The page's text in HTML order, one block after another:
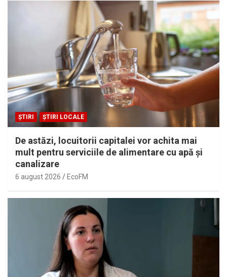
ȘTIRI ȘTIRI LOCALE
De astăzi, locuitorii capitalei vor achita mai
mult pentru serviciile de alimentare cu apă și
canalizare
6 august 2026 EcoFM